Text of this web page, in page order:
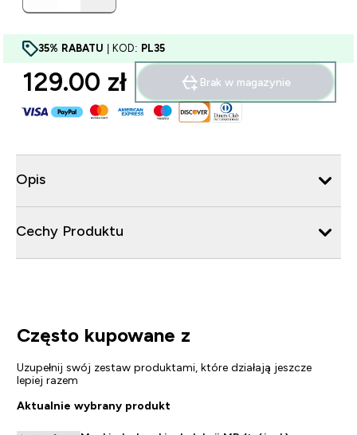
35% RABATU | KOD: PL35
129.00 zł‎ Brak w magazynie
Opis
Cechy Produktu
Często kupowane z
Uzupełnij swój zestaw produktami, które działają jeszcze
lepiej razem
Aktualnie wybrany produkt